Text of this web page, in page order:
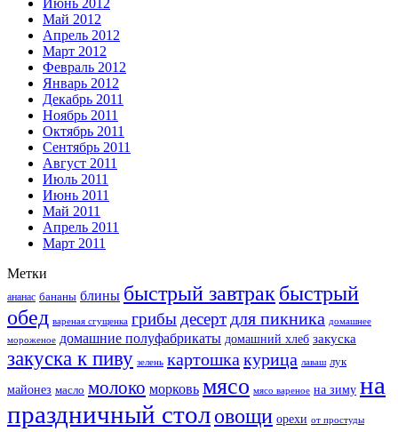
Июнь 2012
Май 2012
Апрель 2012
Март 2012
Февраль 2012
Январь 2012
Декабрь 2011
Ноябрь 2011
Октябрь 2011
Сентябрь 2011
Август 2011
Июль 2011
Июнь 2011
Май 2011
Апрель 2011
Март 2011
Метки
ананас бананы блины быстрый завтрак быстрый
обед вареная сгущенка грибы десерт для пикника домашнее
мороженое домашние полуфабрикаты домашний хлеб закуска
закуска к пиву зелень картошка курица лаваш лук
майонез масло молоко морковь мясо мясо вареное на зиму на
праздничный столовощи орехи от простуды